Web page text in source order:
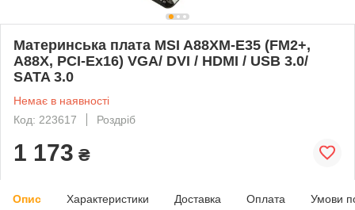
Материнська плата MSI A88XM-E35 (FM2+,
A88X, PCI-Ex16) VGA/ DVI / HDMI / USB 3.0/
SATA 3.0
Немає в наявності
Код: 223617
Роздріб
1 173 ₴
Опис Характеристики Доставка Оплата Умови